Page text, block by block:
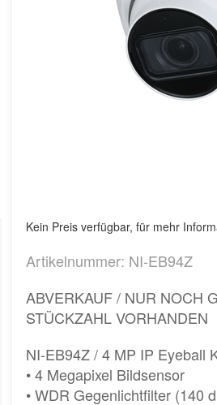
Kein Preis verfügbar, für mehr
Artikelnummer: NI-EB94Z
ABVERKAUF / NUR NOCH
STÜCKZAHL VORHANDEN
NI-EB94Z / 4 MP IP Eyeball
• 4 Megapixel Bildsensor
• WDR Gegenlichtfilter (140